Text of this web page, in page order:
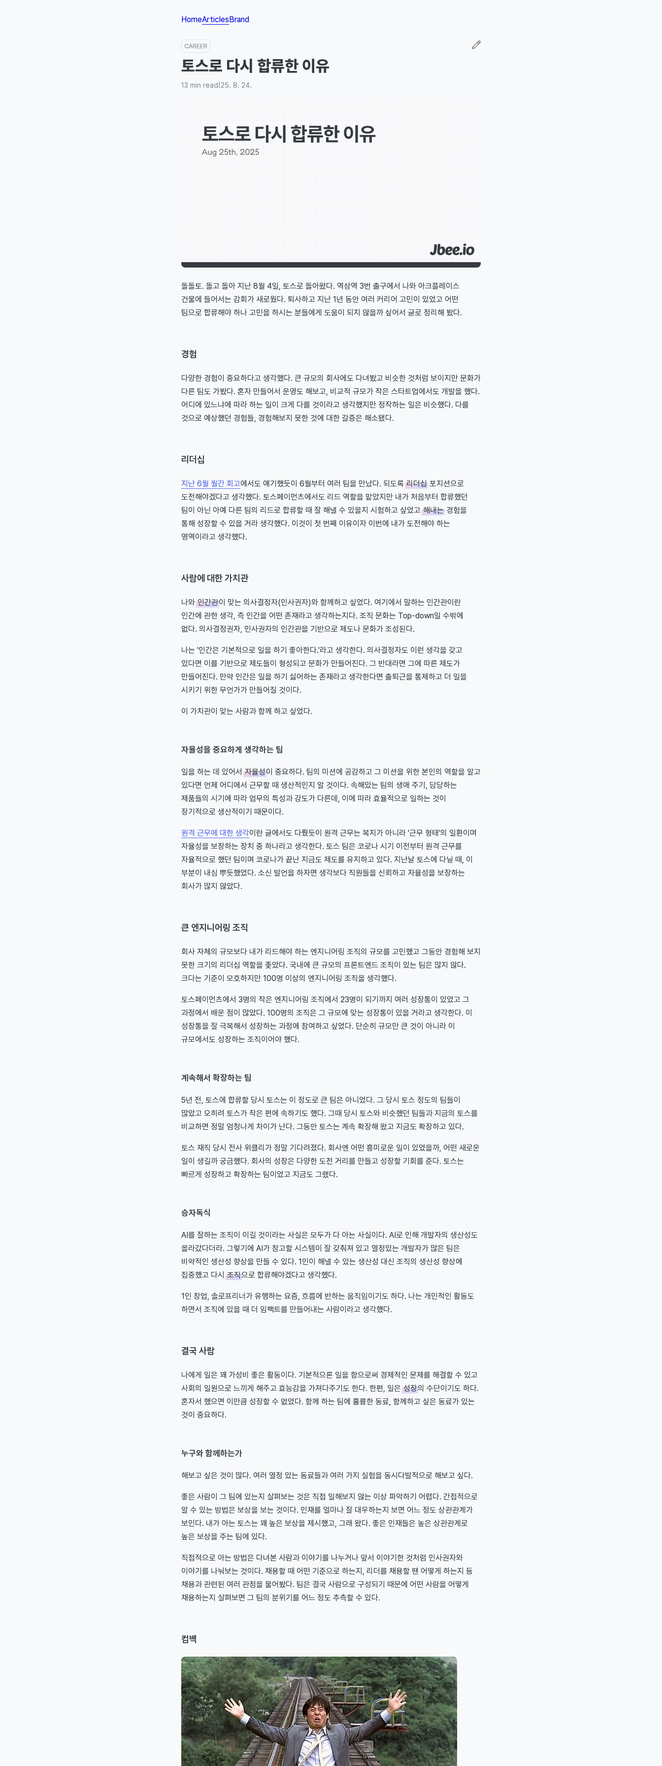
HomeArticlesBrand
CAREER
토스로 다시 합류한 이유
13 min read 25. 8. 24.
돌돌토. 돌고 돌아 지난 8월 4일, 토스로 돌아왔다. 역삼역 3번 출구에서 나와 아크플레이스
건물에 들어서는 감회가 새로웠다. 퇴사하고 지난 1년 동안 여러 커리어 고민이 있었고 어떤
팀으로 합류해야 하나 고민을 하시는 분들에게 도움이 되지 않을까 싶어서 글로 정리해 봤다.
경험
다양한 경험이 중요하다고 생각했다. 큰 규모의 회사에도 다녀봤고 비슷한 것처럼 보이지만 문화가
다른 팀도 가봤다. 혼자 만들어서 운영도 해보고, 비교적 규모가 작은 스타트업에서도 개발을 했다.
어디에 있느냐에 따라 하는 일이 크게 다를 것이라고 생각했지만 정작하는 일은 비슷했다. 다를
것으로 예상했던 경험들, 경험해보지 못한 것에 대한 갈증은 해소됐다.
리더십
지난 6월 월간 회고에서도 얘기했듯이 6월부터 여러 팀을 만났다. 되도록리더십포지션으로
도전해야겠다고 생각했다. 토스페이먼츠에서도 리드 역할을 맡았지만 내가 처음부터 합류했던
팀이 아닌 아예 다른 팀의 리드로 합류할 때 잘 해낼 수 있을지 시험하고 싶었고해내는경험을
통해 성장할 수 있을 거라 생각했다. 이것이 첫 번째 이유이자 이번에 내가 도전해야 하는
영역이라고 생각했다.
사람에 대한 가치관
나와인간관이 맞는 의사결정자(인사권자)와 함께하고 싶었다. 여기에서 말하는 인간관이란
인간에 관한 생각, 즉 인간을 어떤 존재라고 생각하는지다. 조직 문화는 Top-down일 수밖에
없다. 의사결정권자, 인사권자의 인간관을 기반으로 제도나 문화가 조성된다.
나는 '인간은 기본적으로 일을 하기 좋아한다.'라고 생각한다. 의사결정자도 이런 생각을 갖고
있다면 이를 기반으로 제도들이 형성되고 문화가 만들어진다. 그 반대라면 그에 따른 제도가
만들어진다. 만약 인간은 일을 하기 싫어하는 존재라고 생각한다면 출퇴근을 통제하고 더 일을
시키기 위한 무언가가 만들어질 것이다.
이 가치관이 맞는 사람과 함께 하고 싶었다.
자율성을 중요하게 생각하는 팀
일을 하는 데 있어서자율성이 중요하다. 팀의 미션에 공감하고 그 미션을 위한 본인의 역할을 알고
있다면 언제 어디에서 근무할 때 생산적인지 알 것이다. 속해있는 팀의 생애 주기, 담당하는
제품들의 시기에 따라 업무의 특성과 강도가 다른데, 이에 따라 효율적으로 일하는 것이
장기적으로 생산적이기 때문이다.
원격 근무에 대한 생각이란 글에서도 다뤘듯이 원격 근무는 복지가 아니라 '근무 형태'의 일환이며
자율성을 보장하는 장치 중 하나라고 생각한다. 토스 팀은 코로나 시기 이전부터 원격 근무를
자율적으로 했던 팀이며 코로나가 끝난 지금도 제도를 유지하고 있다. 지난날 토스에 다닐 때, 이
부분이 내심 뿌듯했었다. 소신 발언을 하자면 생각보다 직원들을 신뢰하고 자율성을 보장하는
회사가 많지 않았다.
큰 엔지니어링 조직
회사 자체의 규모보다 내가 리드해야 하는 엔지니어링 조직의 규모를 고민했고 그동안 경험해 보지
못한 크기의 리더십 역할을 좇았다. 국내에 큰 규모의 프론트엔드 조직이 있는 팀은 많지 않다.
크다는 기준이 모호하지만 100명 이상의 엔지니어링 조직을 생각했다.
토스페이먼츠에서 3명의 작은 엔지니어링 조직에서 23명이 되기까지 여러 성장통이 있었고 그
과정에서 배운 점이 많았다. 100명의 조직은 그 규모에 맞는 성장통이 있을 거라고 생각한다. 이
성장통을 잘 극복해서 성장하는 과정에 참여하고 싶었다. 단순히 규모만 큰 것이 아니라 이
규모에서도 성장하는 조직이어야 했다.
계속해서 확장하는 팀
5년 전, 토스에 합류할 당시 토스는 이 정도로 큰 팀은 아니었다. 그 당시 토스 정도의 팀들이
많았고 오히려 토스가 작은 편에 속하기도 했다. 그때 당시 토스와 비슷했던 팀들과 지금의 토스를
비교하면 정말 엄청나게 차이가 난다. 그동안 토스는 계속 확장해 왔고 지금도 확장하고 있다.
토스 재직 당시 전사 위클리가 정말 기다려졌다. 회사엔 어떤 흥미로운 일이 있었을까, 어떤 새로운
일이 생길까 궁금했다. 회사의 성장은 다양한 도전 거리를 만들고 성장할 기회를 준다. 토스는
빠르게 성장하고 확장하는 팀이었고 지금도 그랬다.
승자독식
AI를 잘하는 조직이 이길 것이라는 사실은 모두가 다 아는 사실이다. AI로 인해 개발자의 생산성도
올라갔다더라. 그렇기에 AI가 참고할 시스템이 잘 갖춰져 있고 열정있는 개발자가 많은 팀은
비약적인 생산성 향상을 만들 수 있다. 1인이 해낼 수 있는 생산성 대신 조직의 생산성 향상에
집중했고 다시조직으로 합류해야겠다고 생각했다.
1인 창업, 솔로프리너가 유행하는 요즘, 흐름에 반하는 움직임이기도 하다. 나는 개인적인 활동도
하면서 조직에 있을 때 더 임팩트를 만들어내는 사람이라고 생각했다.
결국 사람
나에게 일은 꽤 가성비 좋은 활동이다. 기본적으론 일을 함으로써 경제적인 문제를 해결할 수 있고
사회의 일원으로 느끼게 해주고 효능감을 가져다주기도 한다. 한편, 일은성장의 수단이기도 하다.
혼자서 했으면 이만큼 성장할 수 없었다. 함께 하는 팀에 훌륭한 동료, 함께하고 싶은 동료가 있는
것이 중요하다.
누구와 함께하는가
해보고 싶은 것이 많다. 여러 열정 있는 동료들과 여러 가지 실험을 동시다발적으로 해보고 싶다.
좋은 사람이 그 팀에 있는지 살펴보는 것은 직접 일해보지 않는 이상 파악하기 어렵다. 간접적으로
알 수 있는 방법은 보상을 보는 것이다. 인재를 얼마나 잘 대우하는지 보면 어느 정도 상관관계가
보인다. 내가 아는 토스는 꽤 높은 보상을 제시했고, 그래 왔다. 좋은 인재들은 높은 상관관계로
높은 보상을 주는 팀에 있다.
직접적으로 아는 방법은 다녀본 사람과 이야기를 나누거나 앞서 이야기한 것처럼 인사권자와
이야기를 나눠보는 것이다. 채용할 때 어떤 기준으로 하는지, 리더를 채용할 땐 어떻게 하는지 등
채용과 관련된 여러 관점을 물어봤다. 팀은 결국 사람으로 구성되기 때문에 어떤 사람을 어떻게
채용하는지 살펴보면 그 팀의 분위기를 어느 정도 추측할 수 있다.
컴백